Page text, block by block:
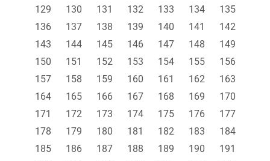
129
130 131 132 133 134
135
136
137 138 139 140 141
142
143
144 145 146 147 148
149
150
151 152 153 154 155
156
157
158 159 160 161 162
163
164
165 166 167 168 169
170
171
172 173 174 175 176
177
178
179 180 181 182 183
184
185
186 187 188 189 190
191